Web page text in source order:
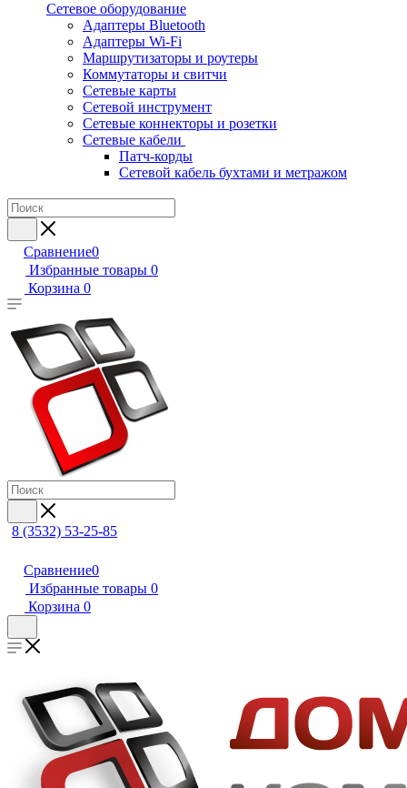
Сетевое оборудование
Адаптеры Bluetooth
Адаптеры Wi-Fi
Маршрутизаторы и роутеры
Коммутаторы и свитчи
Сетевые карты
Сетевой инструмент
Сетевые коннекторы и розетки
Сетевые кабели
Патч-корды
Сетевой кабель бухтами и метражом
Сравнение0
Избранные товары 0
Корзина 0
8 (3532) 53-25-85
Сравнение0
Избранные товары 0
Корзина 0